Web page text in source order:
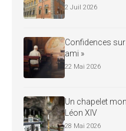
2 Juil 2026
Confidences sur
ami »
22 Mai 2026
Un chapelet
Léon XIV
28 Mai 2026